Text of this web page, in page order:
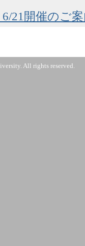
21開催のご
All rights reserved.